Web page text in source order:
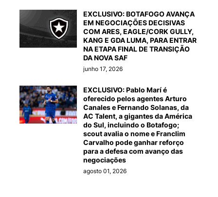
EXCLUSIVO: BOTAFOGO AVANÇA
EM NEGOCIAÇÕES DECISIVAS
COM ARES, EAGLE/CORK GULLY,
KANG E GDA LUMA, PARA ENTRAR
NA ETAPA FINAL DE TRANSIÇÃO
DA NOVA SAF
junho 17, 2026
EXCLUSIVO: Pablo Marí é
oferecido pelos agentes Arturo
Canales e Fernando Solanas, da
AC Talent, a gigantes da América
do Sul, incluindo o Botafogo;
scout avalia o nome e Franclim
Carvalho pode ganhar reforço
para a defesa com avanço das
negociações
agosto 01, 2026